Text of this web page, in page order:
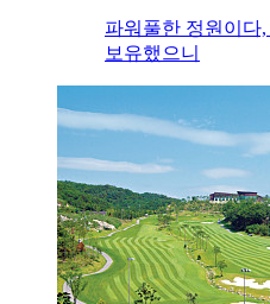
파워풀한 정원이다
보유했으니